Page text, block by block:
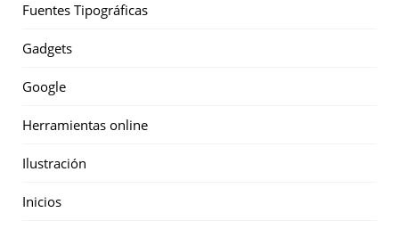
Fuentes Tipográficas
Gadgets
Google
Herramientas online
Ilustración
Inicios